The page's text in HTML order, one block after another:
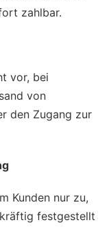
zahlbar.
vor, bei
von
den Zugang zur
Kunden nur zu,
festgestellt